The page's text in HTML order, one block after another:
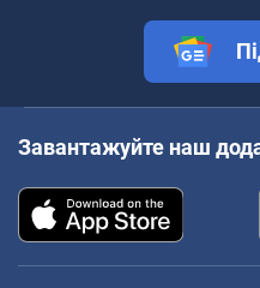
Завантажуйте наш